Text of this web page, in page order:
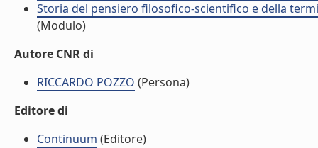
Storia del pensiero filosofico-scientifico e della
(Modulo)
Autore CNR di
RICCARDO POZZO (Persona)
Editore di
Continuum (Editore)